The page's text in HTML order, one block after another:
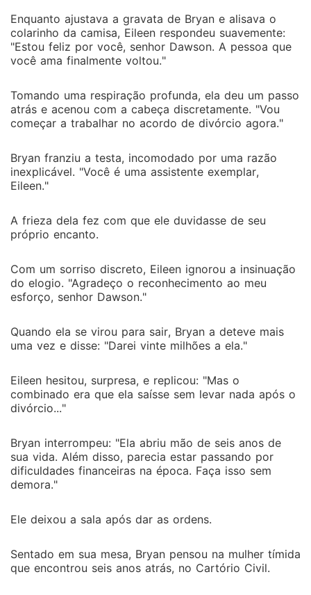
Enquanto ajustava a gravata de Bryan e alisava o
colarinho da camisa, Eileen respondeu suavemente:
"Estou feliz por você, senhor Dawson. A pessoa que
você ama finalmente voltou."
Tomando uma respiração profunda, ela deu um passo
atrás e acenou com a cabeça discretamente. "Vou
começar a trabalhar no acordo de divórcio agora."
Bryan franziu a testa, incomodado por uma razão
inexplicável. "Você é uma assistente exemplar,
Eileen."
A frieza dela fez com que ele duvidasse de seu
próprio encanto.
Com um sorriso discreto, Eileen ignorou a insinuação
do elogio. "Agradeço o reconhecimento ao meu
esforço, senhor Dawson."
Quando ela se virou para sair, Bryan a deteve mais
uma vez e disse: "Darei vinte milhões a ela."
Eileen hesitou, surpresa, e replicou: "Mas o
combinado era que ela saísse sem levar nada após o
divórcio..."
Bryan interrompeu: "Ela abriu mão de seis anos de
sua vida. Além disso, parecia estar passando por
dificuldades financeiras na época. Faça isso sem
demora."
Ele deixou a sala após dar as ordens.
Sentado em sua mesa, Bryan pensou na mulher tímida
que encontrou seis anos atrás, no Cartório Civil.